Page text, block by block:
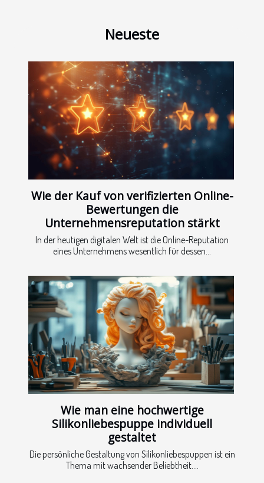
Neueste
Wie der Kauf von verifizierten Online-
Bewertungen die
Unternehmensreputation stärkt
In der heutigen digitalen Welt ist die Online-Reputation
eines Unternehmens wesentlich für dessen...
Wie man eine hochwertige
Silikonliebespuppe individuell
gestaltet
Die persönliche Gestaltung von Silikonliebespuppen ist ein
Thema mit wachsender Beliebtheit....